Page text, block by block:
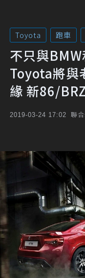
Toyota 跑車
不只與
Toyota將與
緣 新86/
2019-03-24 17:02 聯